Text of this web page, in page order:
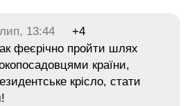
13:44
+4
феєрічно пройти шлях
країни,
крісло, стати